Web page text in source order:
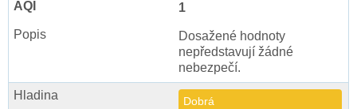
1
Dosažené hodnoty
nepředstavují žádné
nebezpečí.
Dobrá